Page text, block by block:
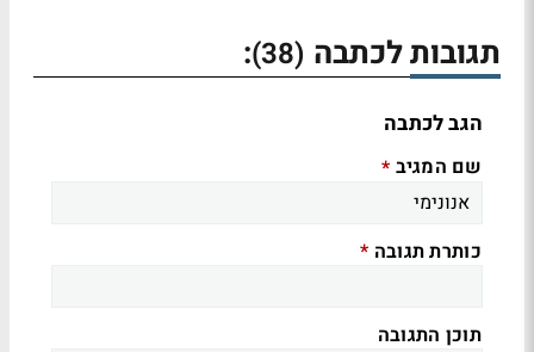
תגובות לכתבה (38)
:
הגב לכתבה
שם המגיב *
כותרת תגובה *
תוכן התגובה